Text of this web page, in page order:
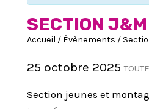
SECTION J&M
Accueil / Évènements /
25 octobre 2025
Section jeunes et